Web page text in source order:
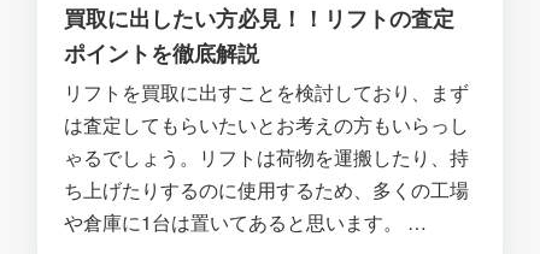
買取に出したい方必見！！リフトの査定
ポイントを徹底解説
リフトを買取に出すことを検討しており、まず
は査定してもらいたいとお考えの方もいらっし
ゃるでしょう。リフトは荷物を運搬したり、持
ち上げたりするのに使用するため、多くの工場
や倉庫に1台は置いてあると思います。 …